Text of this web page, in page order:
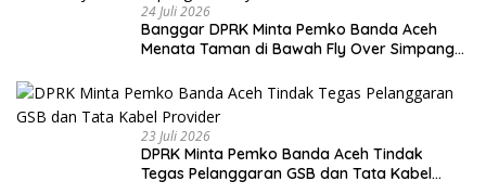
24 Juli 2026
Banggar DPRK Minta Pemko Banda Aceh
Menata Taman di Bawah Fly Over Simpang
23 Juli 2026
DPRK Minta Pemko Banda Aceh Tindak
Tegas Pelanggaran GSB dan Tata Kabel